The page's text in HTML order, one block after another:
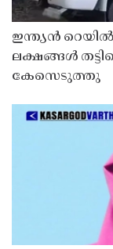
ഇന്ത്യൻ
ലക്ഷങ്ങൾ
കേസെടുത്തു